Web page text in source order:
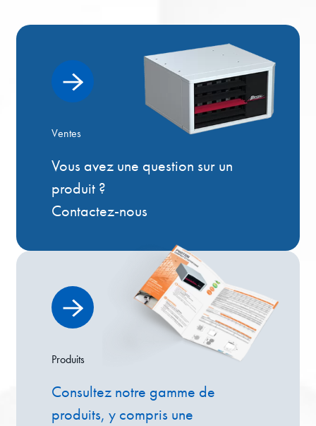
Ventes
Vous avez une question sur un
produit ?
Contactez-nous
Produits
Consultez notre gamme de
produits, y compris une